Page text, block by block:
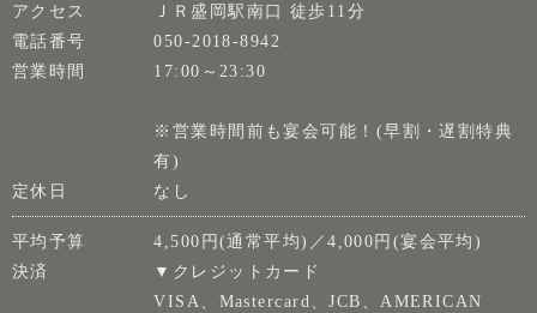
アクセス
ＪＲ盛岡駅南口 徒歩11分
電話番号
050-2018-8942
営業時間
17:00～23:30
※営業時間前も宴会可能！(早割・遅割特典
有)
定休日
なし
平均予算
4,500円(通常平均)／4,000円(宴会平均)
決済
▼クレジットカード
VISA、Mastercard、JCB、AMERICAN